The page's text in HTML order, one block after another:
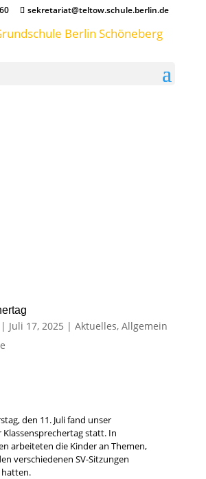
sekretariat@teltow.schule.berlin.de
| Juli 17, 2025 | Aktuelles, Allgemein
den 11. Juli fand unser
Klassensprechertag statt. In
arbeiteten die Kinder an Themen,
verschiedenen SV-Sitzungen